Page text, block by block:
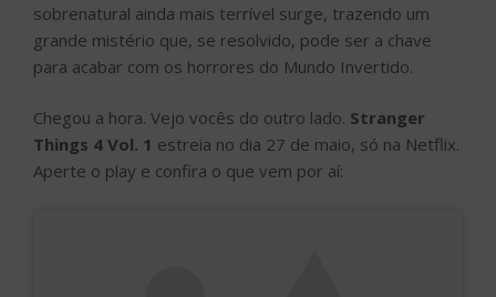
sobrenatural ainda mais terrível surge, trazendo um
grande mistério que, se resolvido, pode ser a chave
para acabar com os horrores do Mundo Invertido.
Chegou a hora. Vejo vocês do outro lado. Stranger
Things 4 Vol. 1 estreia no dia 27 de maio, só na Netflix.
Aperte o play e confira o que vem por aí: